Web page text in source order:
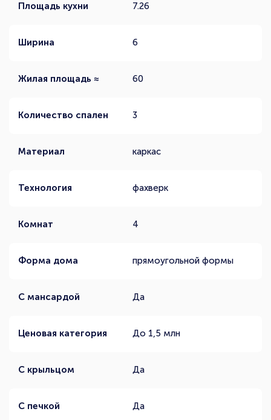
Площадь кухни 7.26
Ширина 6
Жилая площадь ≈ 60
Количество спален 3
Материал каркас
Технология фахверк
Комнат 4
Форма дома прямоугольной формы
С мансардой Да
Ценовая категория До 1,5 млн
С крыльцом Да
С печкой Да